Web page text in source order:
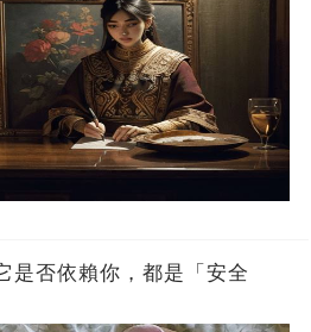
是否依賴你，都是「安全